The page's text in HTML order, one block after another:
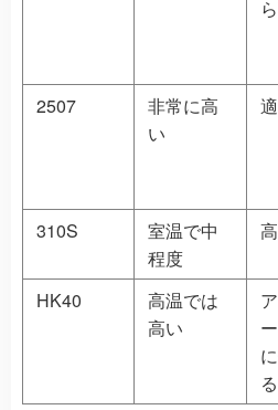
2507
非常に高
い
310S
室温で中
程度
HK40
高温では
高い
る